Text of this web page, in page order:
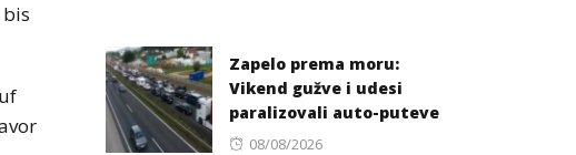
Zapelo prema moru:
Vikend gužve i udesi
paralizovali auto-puteve
Posted
08/08/2026